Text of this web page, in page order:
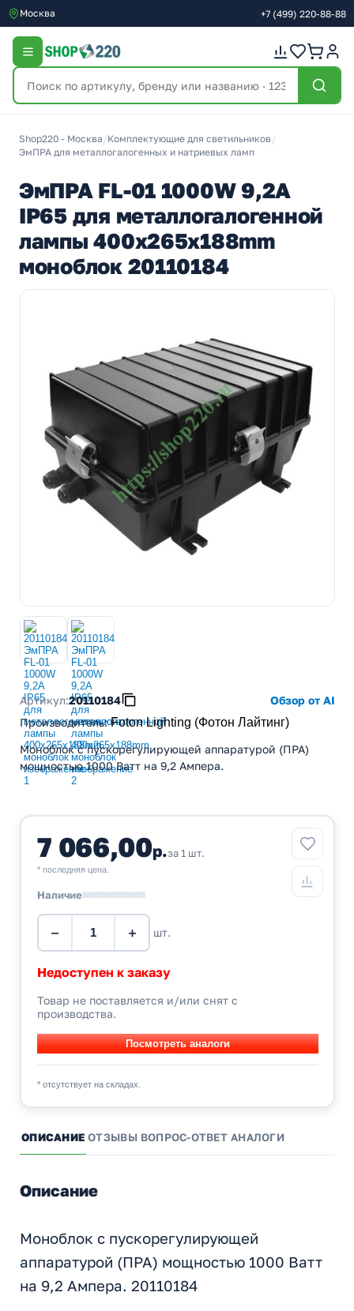
Москва +7 (499) 220-88-88
Shop220 - Москва /Комплектующие для светильников/
ЭмПРА для металлогалогенных и натриевых ламп
ЭмПРА FL-01 1000W 9,2A
IP65 для металлогалогенной
лампы 400x265x188mm
моноблок 20110184
Артикул:20110184
Обзор от AI
Производитель:Foton Lighting (Фотон Лайтинг)
Моноблок с пускорегулирующей аппаратурой (ПРА)
мощностью 1000 Ватт на 9,2 Ампера.
7 066,00р.за 1 шт.
* последняя цена.
Наличие
− + шт.
Недоступен к заказу
Товар не поставляется и/или снят с
производства.
* отсутствует на складах.
ОПИСАНИЕ ОТЗЫВЫ ВОПРОС-ОТВЕТ АНАЛОГИ
Описание
Моноблок с пускорегулирующей
аппаратурой (ПРА) мощностью 1000 Ватт
на 9,2 Ампера. 20110184